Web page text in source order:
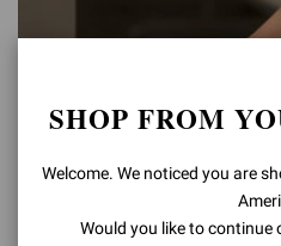
SHOP FROM
Welcome. We noticed you are
Would you like to continue